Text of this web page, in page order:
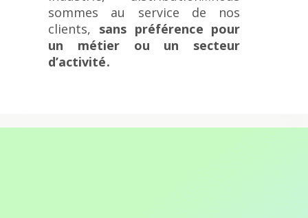
sommes au service de nos
clients, sans préférence pour
un métier ou un secteur
d’activité.